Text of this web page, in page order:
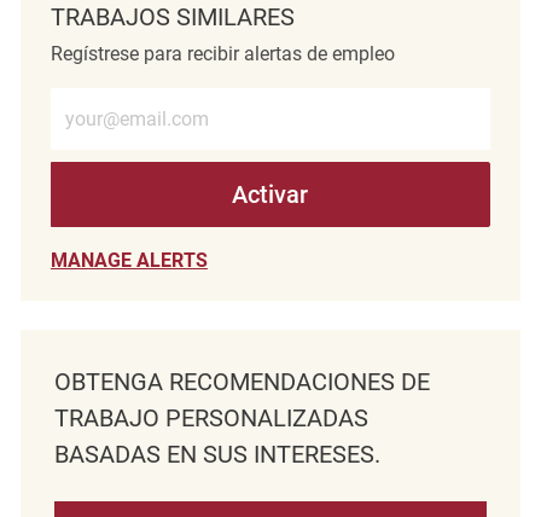
TRABAJOS SIMILARES
Regístrese para recibir alertas de empleo
Activar
MANAGE ALERTS
OBTENGA RECOMENDACIONES DE
TRABAJO PERSONALIZADAS
BASADAS EN SUS INTERESES.